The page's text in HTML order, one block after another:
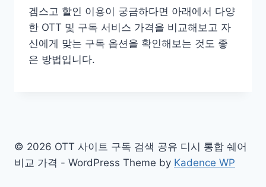
겜스고 할인 이용이 궁금하다면 아래에서 다양
한 OTT 및 구독 서비스 가격을 비교해보고 자
신에게 맞는 구독 옵션을 확인해보는 것도 좋
은 방법입니다.
© 2026 OTT 사이트 구독 검색 공유 디시 통합 쉐어
비교 가격 - WordPress Theme by Kadence WP